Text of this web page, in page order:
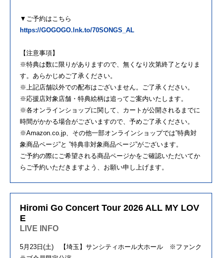
▼ご予約はこちら
https://GOGOGO.lnk.to/70SONGS_AL
【注意事項】
※特典は数に限りがありますので、無くなり次第終了となりま
す。あらかじめご了承ください。
※上記店舗以外での配布はございません。ご了承ください。
※応援店対象店舗・特典絵柄は追ってご案内いたします。
※各オンラインショップに関して、カートが公開されるまでに
時間がかかる場合がございますので、予めご了承ください。
※Amazon.co.jp、その他一部オンラインショップでは”特典対
象商品ページ”と ”特典非対象商品ページ”がございます。
ご予約の際にご希望される商品ページかをご確認いただいてか
らご予約いただきますよう、お願い申し上げます。
Hiromi Go Concert Tour 2026 ALL MY LOV
E
LIVE INFO
5月23日(土) 【埼玉】サンシティホール大ホール ※ファンク